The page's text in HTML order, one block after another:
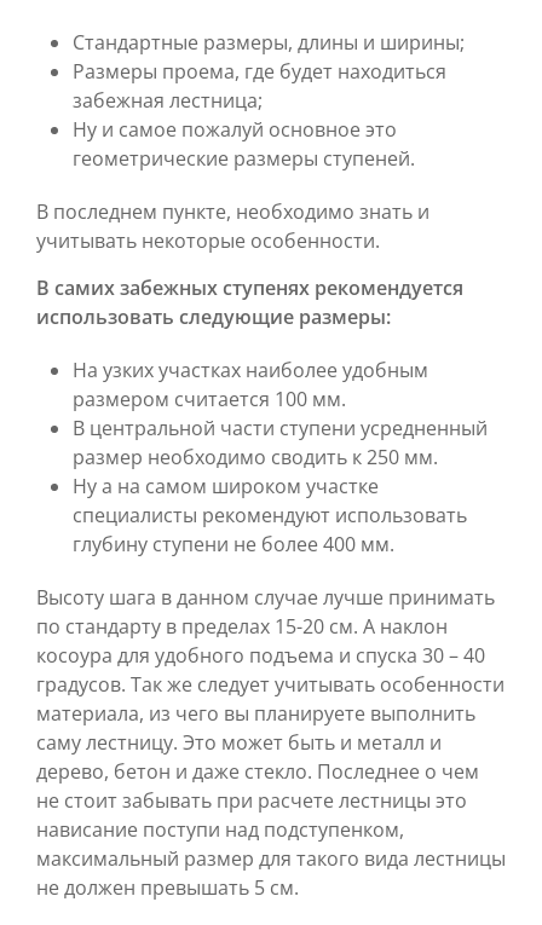
Стандартные размеры, длины и ширины;
Размеры проема, где будет находиться
забежная лестница;
Ну и самое пожалуй основное это
геометрические размеры ступеней.
В последнем пункте, необходимо знать и
учитывать некоторые особенности.
В самих забежных ступенях рекомендуется
использовать следующие размеры:
На узких участках наиболее удобным
размером считается 100 мм.
В центральной части ступени усредненный
размер необходимо сводить к 250 мм.
Ну а на самом широком участке
специалисты рекомендуют использовать
глубину ступени не более 400 мм.
Высоту шага в данном случае лучше принимать
по стандарту в пределах 15-20 см. А наклон
косоура для удобного подъема и спуска 30 – 40
градусов. Так же следует учитывать особенности
материала, из чего вы планируете выполнить
саму лестницу. Это может быть и металл и
дерево, бетон и даже стекло. Последнее о чем
не стоит забывать при расчете лестницы это
нависание поступи над подступенком,
максимальный размер для такого вида лестницы
не должен превышать 5 см.